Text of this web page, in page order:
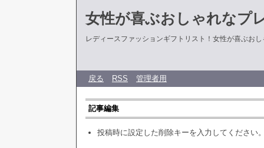
女性が喜ぶおしゃれなプ
レディースファッションギフトリスト！女性が喜ぶお
戻る RSS 管理者用
記事編集
投稿時に設定した削除キーを入力してください